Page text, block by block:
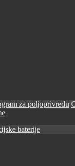
za poljoprivredu
baterije